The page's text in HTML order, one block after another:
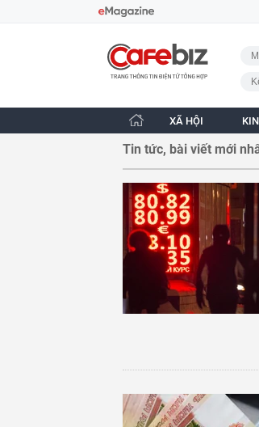
CafeBiz - Trang chủ
XÃ HỘI
Tin tức, bài viết mới